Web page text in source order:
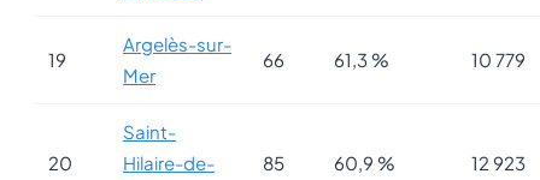
19
Argelès-sur-
Mer
66 61,3 % 10 779
20
Saint-
Hilaire-de-
85 60,9 % 12 923